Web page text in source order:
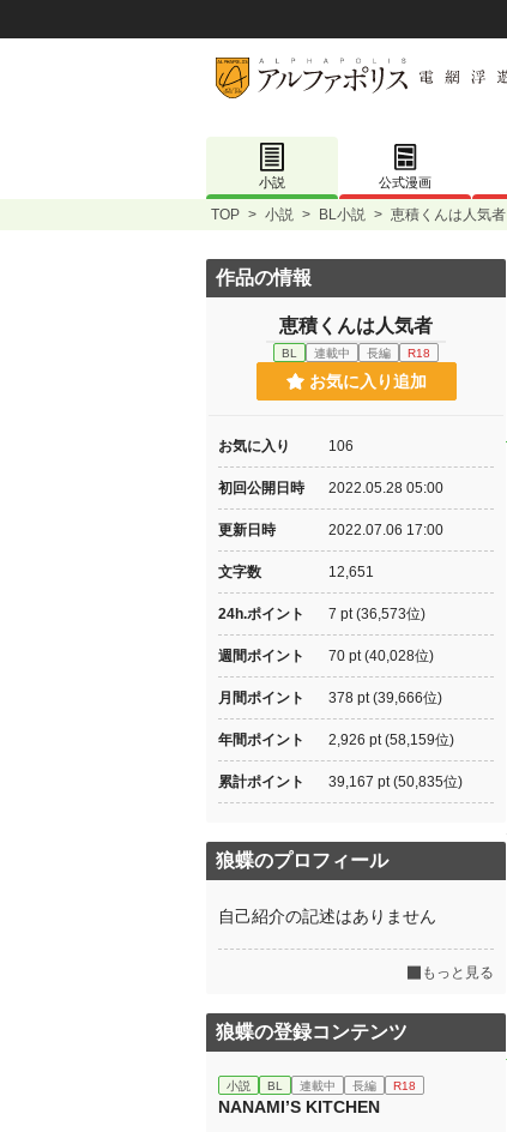
小説 公式漫画
TOP > 小説 > BL小説 > 恵積くんは人気者
作品の情報
恵積くんは人気者
BL 連載中 長編 R18
お気に入り追加
お気に入り 106
初回公開日時 2022.05.28 05:00
更新日時 2022.07.06 17:00
文字数 12,651
24h.ポイント 7 pt (36,573位)
週間ポイント 70 pt (40,028位)
月間ポイント 378 pt (39,666位)
年間ポイント 2,926 pt (58,159位)
累計ポイント 39,167 pt (50,835位)
狼蝶のプロフィール
自己紹介の記述はありません
もっと見る
狼蝶の登録コンテンツ
小説 BL 連載中 長編 R18
NANAMI’S KITCHEN